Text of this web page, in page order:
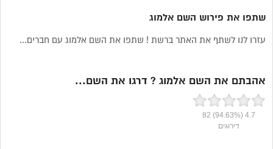
שתפו את פירוש השם אלמוג
עזרו לנו לשתף את האתר ברשת ! שתפו את השם אלמוג עם חברים...
אהבתם את השם אלמוג ? דרגו את השם...
4.7
(94.63%)
82
דירוגים